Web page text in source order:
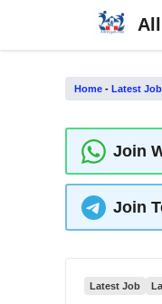
content
Home - Latest Job
Join
Join
Latest Job